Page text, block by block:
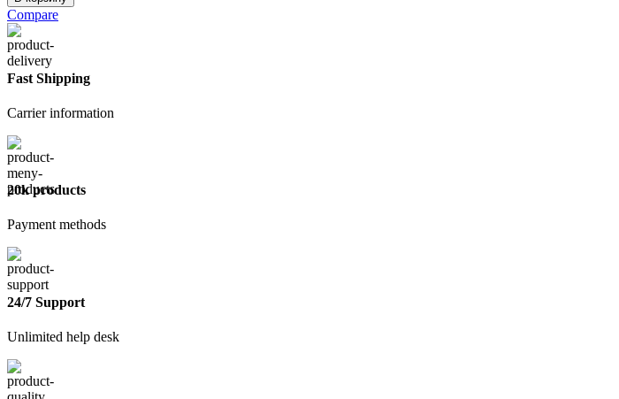
Нож
18мм
винт
для
фиксации
Compare
Fast Shipping
Carrier information
20k products
Payment methods
24/7 Support
Unlimited help desk